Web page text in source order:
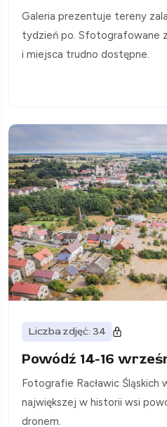
Galeria prezentuje tereny
tydzień po. Sfotografowane
i miejsca trudno dostępne.
Liczba zdjęć: 34
Powódź 14-16
Fotografie Racławic Śląskich
największej w historii wsi
dronem.